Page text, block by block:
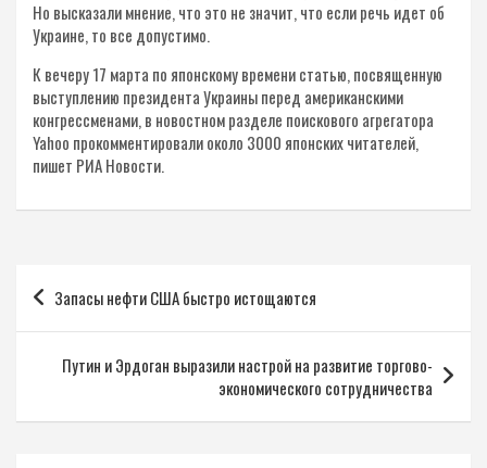
Но высказали мнение, что это не значит, что если речь идет об
Украине, то все допустимо.
К вечеру 17 марта по японскому времени статью, посвященную
выступлению президента Украины перед американскими
конгрессменами, в новостном разделе поискового агрегатора
Yahoo прокомментировали около 3000 японских читателей,
пишет РИА Новости.
Навигация
по
записям
Запасы нефти США быстро истощаются
Путин и Эрдоган выразили настрой на развитие торгово-
экономического сотрудничества